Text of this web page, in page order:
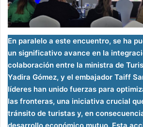
En paralelo a este encuentro, se ha
un significativo avance en la
colaboración entre la ministra de
Yadira Gómez, y el embajador Taiff
líderes han unido fuerzas para
las fronteras, una iniciativa crucial
tránsito de turistas y, en